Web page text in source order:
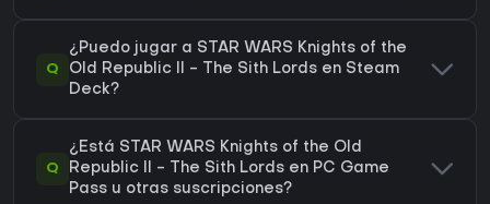
Q
¿Puedo jugar a STAR WARS Knights of the
Old Republic II - The Sith Lords en Steam
Deck?
Q
¿Está STAR WARS Knights of the Old
Republic II - The Sith Lords en PC Game
Pass u otras suscripciones?